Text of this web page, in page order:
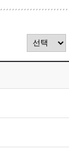
열람실좌석현황